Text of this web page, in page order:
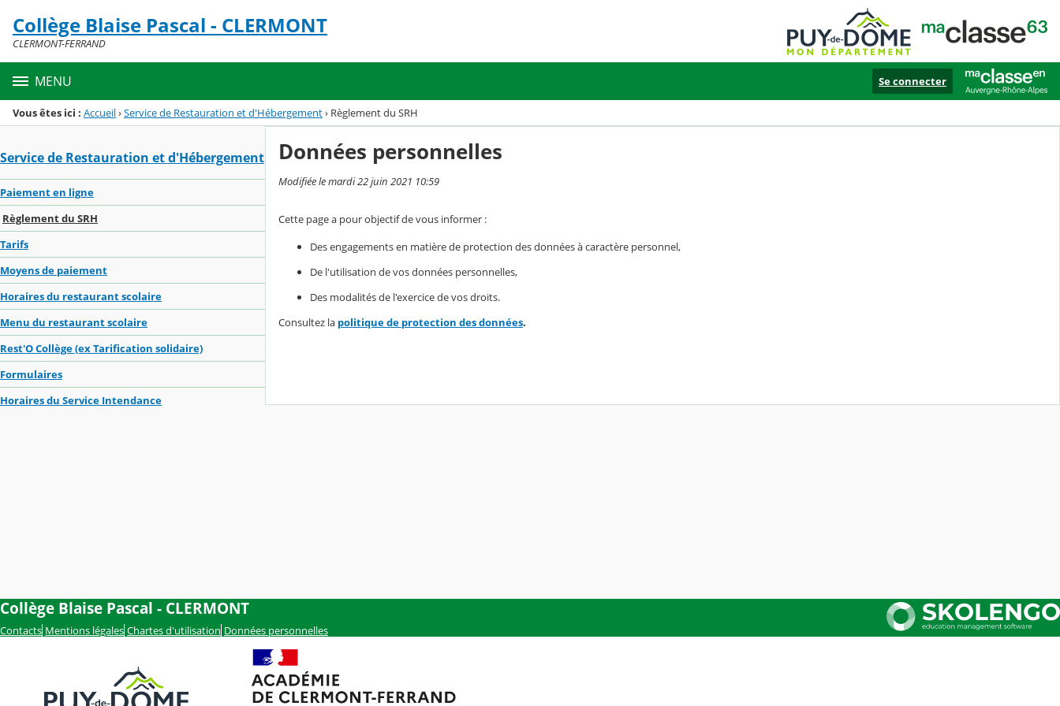
Menu de la rubrique
Contenu
Collège Blaise Pascal - CLERMONT
CLERMONT-FERRAND
MENU Se connecter
Vous êtes ici : Accueil›Service de Restauration et d'Hébergement› Règlement du SRH
Service de Restauration et d'Hébergement
Paiement en ligne
Règlement du SRH
Tarifs
Moyens de paiement
Horaires du restaurant scolaire
Menu du restaurant scolaire
Rest'O Collège (ex Tarification solidaire)
Formulaires
Horaires du Service Intendance
Données personnelles
Modifiée le mardi 22 juin 2021 10:59
Cette page a pour objectif de vous informer :
Des engagements en matière de protection des données à caractère personnel,
De l'utilisation de vos données personnelles,
Des modalités de l'exercice de vos droits.
Consultez la politique de protection des données.
Collège Blaise Pascal - CLERMONT
Contacts Mentions légales Chartes d'utilisation Données personnelles